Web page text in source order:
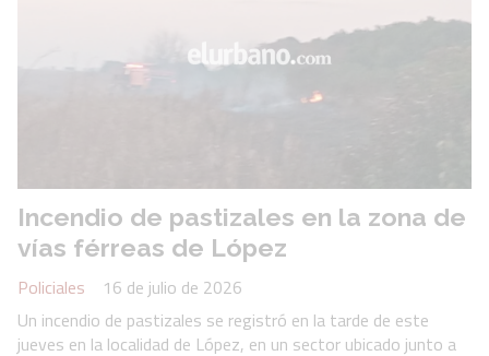
Incendio de pastizales en la zona de
vías férreas de López
Policiales
16 de julio de 2026
Un incendio de pastizales se registró en la tarde de este
jueves en la localidad de López, en un sector ubicado junto a